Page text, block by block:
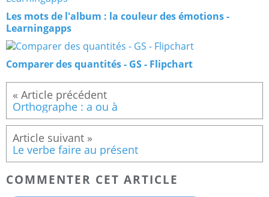
Les mots de l'album : la couleur des émotions -
Learningapps
Comparer des quantités - GS - Flipchart
Orthographe : a ou à
Le verbe faire au présent
COMMENTER CET ARTICLE